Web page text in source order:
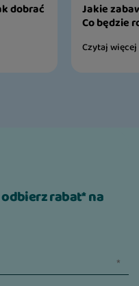
dobrać
Jakie
Co będzie
Czytaj więcej
rabat* na